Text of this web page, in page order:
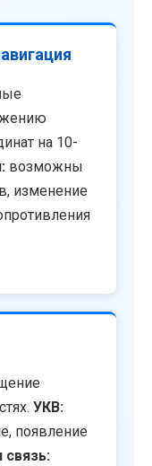
на 10-
возможны
изменение
УКВ:
появление
связь: